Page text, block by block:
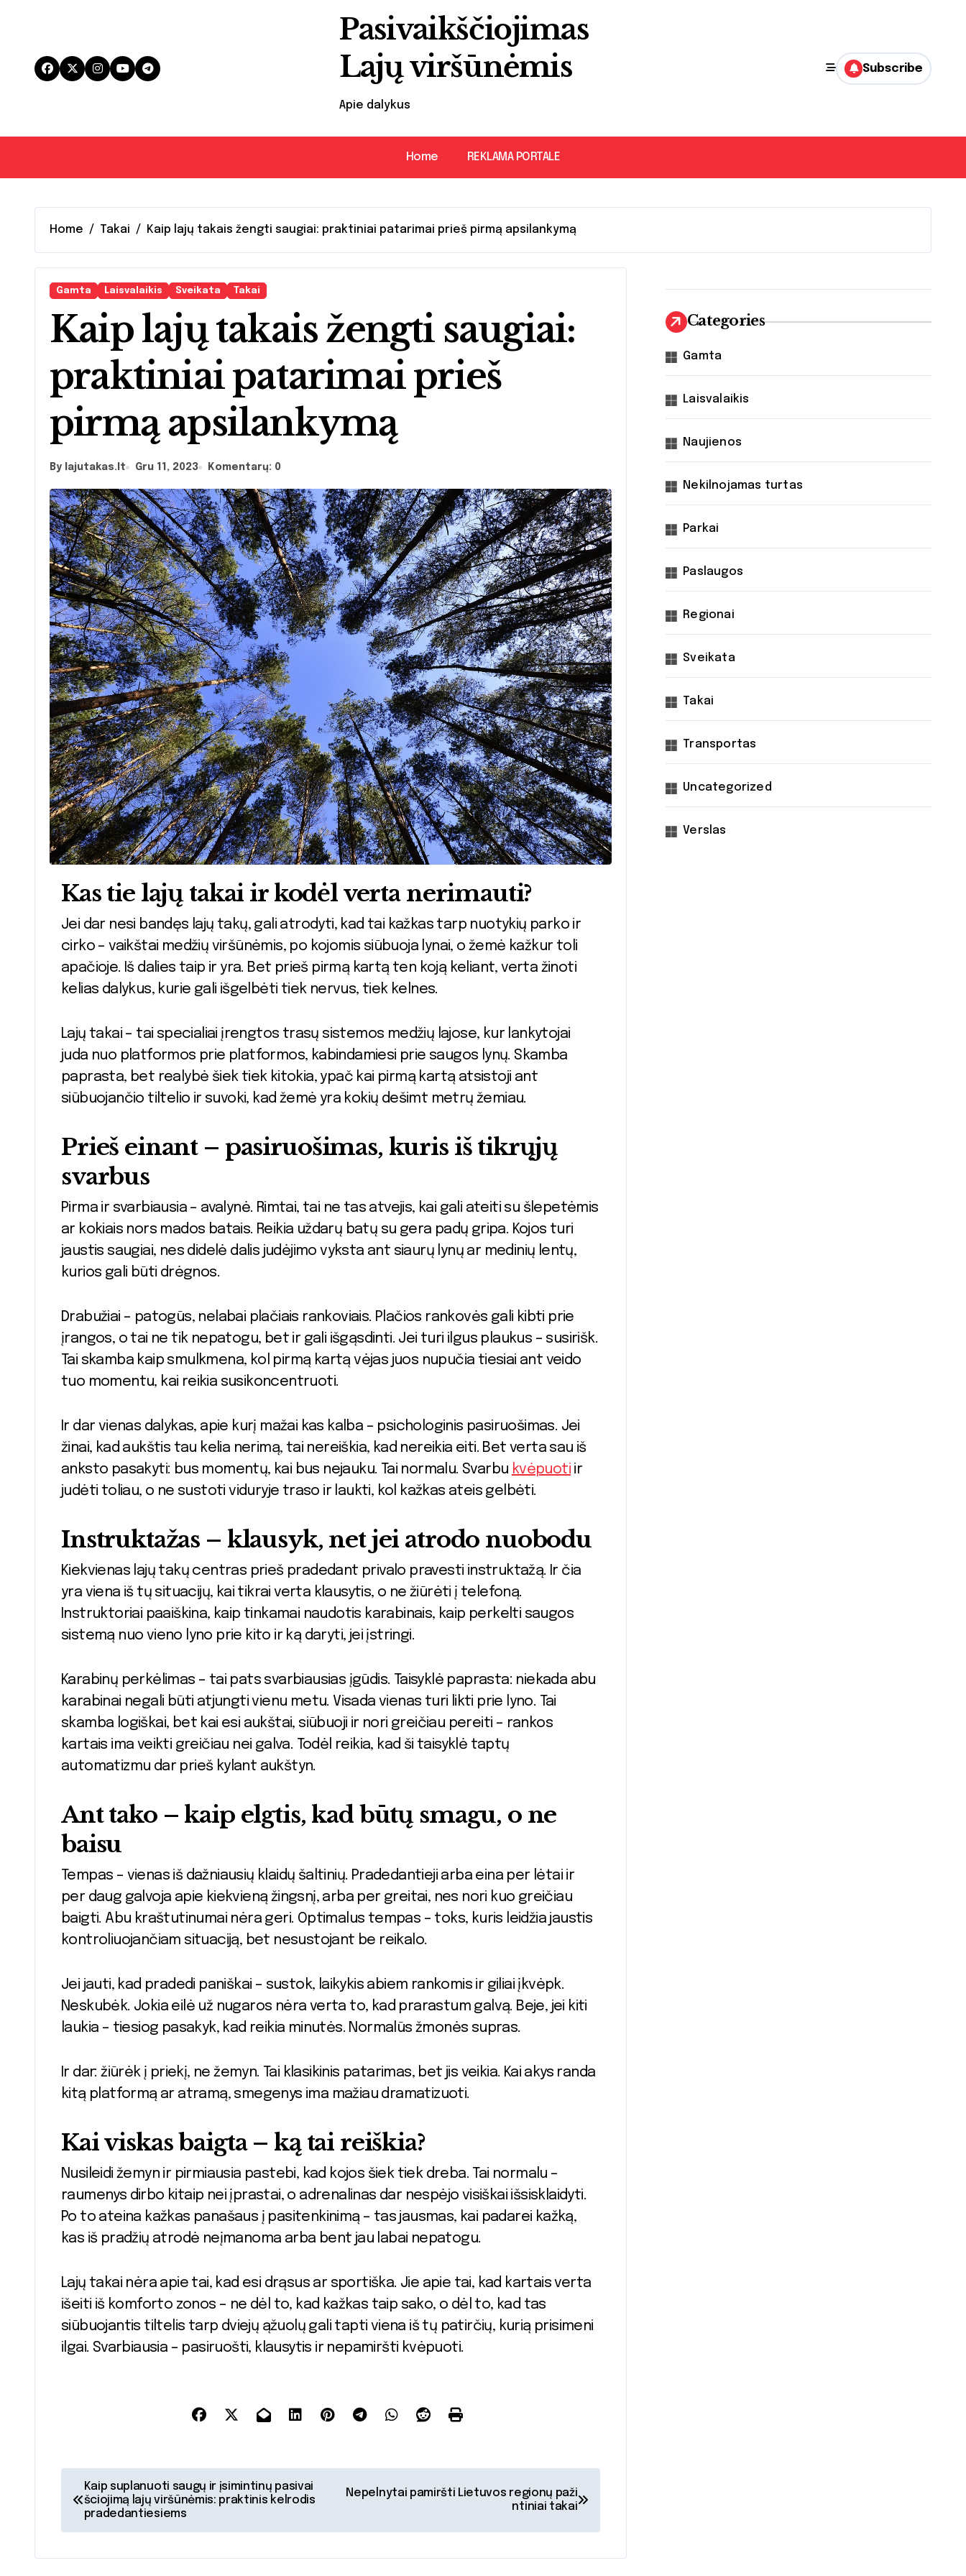
Pasivaikščiojimas
Lajų viršūnėmis
Apie dalykus
Subscribe
Home REKLAMA PORTALE
Home Takai Kaip lajų takais žengti saugiai: praktiniai patarimai prieš pirmą apsilankymą
Gamta Laisvalaikis Sveikata Takai
Kaip lajų takais žengti saugiai:
praktiniai patarimai prieš
pirmą apsilankymą
By lajutakas.lt Gru 11, 2023 Komentarų: 0
Kas tie lajų takai ir kodėl verta nerimauti?
Jei dar nesi bandęs lajų takų, gali atrodyti, kad tai kažkas tarp nuotykių parko ir
cirko – vaikštai medžių viršūnėmis, po kojomis siūbuoja lynai, o žemė kažkur toli
apačioje. Iš dalies taip ir yra. Bet prieš pirmą kartą ten koją keliant, verta žinoti
kelias dalykus, kurie gali išgelbėti tiek nervus, tiek kelnes.
Lajų takai – tai specialiai įrengtos trasų sistemos medžių lajose, kur lankytojai
juda nuo platformos prie platformos, kabindamiesi prie saugos lynų. Skamba
paprasta, bet realybė šiek tiek kitokia, ypač kai pirmą kartą atsistoji ant
siūbuojančio tiltelio ir suvoki, kad žemė yra kokių dešimt metrų žemiau.
Prieš einant – pasiruošimas, kuris iš tikrųjų
svarbus
Pirma ir svarbiausia – avalynė. Rimtai, tai ne tas atvejis, kai gali ateiti su šlepetėmis
ar kokiais nors mados batais. Reikia uždarų batų su gera padų gripa. Kojos turi
jaustis saugiai, nes didelė dalis judėjimo vyksta ant siaurų lynų ar medinių lentų,
kurios gali būti drėgnos.
Drabužiai – patogūs, nelabai plačiais rankoviais. Plačios rankovės gali kibti prie
įrangos, o tai ne tik nepatogu, bet ir gali išgąsdinti. Jei turi ilgus plaukus – susirišk.
Tai skamba kaip smulkmena, kol pirmą kartą vėjas juos nupučia tiesiai ant veido
tuo momentu, kai reikia susikoncentruoti.
Ir dar vienas dalykas, apie kurį mažai kas kalba – psichologinis pasiruošimas. Jei
žinai, kad aukštis tau kelia nerimą, tai nereiškia, kad nereikia eiti. Bet verta sau iš
anksto pasakyti: bus momentų, kai bus nejauku. Tai normalu. Svarbu kvėpuoti ir
judėti toliau, o ne sustoti viduryje traso ir laukti, kol kažkas ateis gelbėti.
Instruktažas – klausyk, net jei atrodo nuobodu
Kiekvienas lajų takų centras prieš pradedant privalo pravesti instruktažą. Ir čia
yra viena iš tų situacijų, kai tikrai verta klausytis, o ne žiūrėti į telefoną.
Instruktoriai paaiškina, kaip tinkamai naudotis karabinais, kaip perkelti saugos
sistemą nuo vieno lyno prie kito ir ką daryti, jei įstringi.
Karabinų perkėlimas – tai pats svarbiausias įgūdis. Taisyklė paprasta: niekada abu
karabinai negali būti atjungti vienu metu. Visada vienas turi likti prie lyno. Tai
skamba logiškai, bet kai esi aukštai, siūbuoji ir nori greičiau pereiti – rankos
kartais ima veikti greičiau nei galva. Todėl reikia, kad ši taisyklė taptų
automatizmu dar prieš kylant aukštyn.
Ant tako – kaip elgtis, kad būtų smagu, o ne
baisu
Tempas – vienas iš dažniausių klaidų šaltinių. Pradedantieji arba eina per lėtai ir
per daug galvoja apie kiekvieną žingsnį, arba per greitai, nes nori kuo greičiau
baigti. Abu kraštutinumai nėra geri. Optimalus tempas – toks, kuris leidžia jaustis
kontroliuojančiam situaciją, bet nesustojant be reikalo.
Jei jauti, kad pradedi paniškai – sustok, laikykis abiem rankomis ir giliai įkvėpk.
Neskubėk. Jokia eilė už nugaros nėra verta to, kad prarastum galvą. Beje, jei kiti
laukia – tiesiog pasakyk, kad reikia minutės. Normalūs žmonės supras.
Ir dar: žiūrėk į priekį, ne žemyn. Tai klasikinis patarimas, bet jis veikia. Kai akys randa
kitą platformą ar atramą, smegenys ima mažiau dramatizuoti.
Kai viskas baigta – ką tai reiškia?
Nusileidi žemyn ir pirmiausia pastebi, kad kojos šiek tiek dreba. Tai normalu –
raumenys dirbo kitaip nei įprastai, o adrenalinas dar nespėjo visiškai išsisklaidyti.
Po to ateina kažkas panašaus į pasitenkinimą – tas jausmas, kai padarei kažką,
kas iš pradžių atrodė neįmanoma arba bent jau labai nepatogu.
Lajų takai nėra apie tai, kad esi drąsus ar sportiška. Jie apie tai, kad kartais verta
išeiti iš komforto zonos – ne dėl to, kad kažkas taip sako, o dėl to, kad tas
siūbuojantis tiltelis tarp dviejų ąžuolų gali tapti viena iš tų patirčių, kurią prisimeni
ilgai. Svarbiausia – pasiruošti, klausytis ir nepamiršti kvėpuoti.
v
Kaip suplanuoti saugų ir įsimintinų pasivai
šciojimą lajų viršūnėmis: praktinis kelrodis
pradedantiesiems
Nepelnytai pamiršti Lietuvos regionų paži
ntiniai takai
Categories
Gamta
Laisvalaikis
Naujienos
Nekilnojamas turtas
Parkai
Paslaugos
Regionai
Sveikata
Takai
Transportas
Uncategorized
Verslas